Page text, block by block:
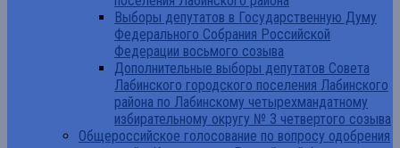
Выборы депутатов в Государственную Думу
Федерального Собрания Российской
Федерации восьмого созыва
Дополнительные выборы депутатов Совета
Лабинского городского поселения Лабинского
района по Лабинскому четырехмандатному
избирательному округу № 3 четвертого созыва
Общероссийское голосование по вопросу одобрения